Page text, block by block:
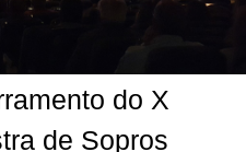
do X
de Sopros